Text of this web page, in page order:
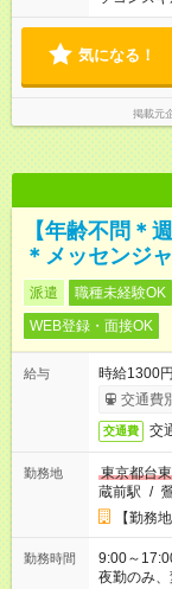
気になる！
掲載元
【年齢不問＊
＊メッセンジ
派遣 職種未経験OK
WEB登録・面接OK
給与
時給1300
交通費
交通費 交
勤務地
東京都台
蔵前駅 /
【勤務
勤務時間
9:00～17:00など ※ご希望の時間帯をご相
夜勤のみ、